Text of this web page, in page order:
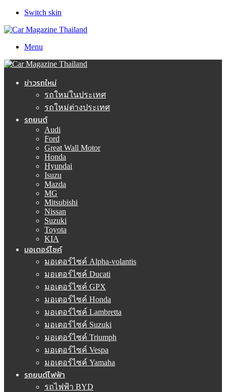
Switch skin
Menu
ข่าวรถใหม่
รถใหม่ในประเทศ
รถใหม่ต่างประเทศ
รถยนต์
Audi
Ford
Great Wall Motor
Honda
Hyundai
Isuzu
Mazda
MG
Mitsubishi
Nissan
Suzuki
Toyota
KIA
มอเตอร์ไซค์
มอเตอร์ไซค์ Alpha-volantis
มอเตอร์ไซค์ Ducati
มอเตอร์ไซค์ GPX
มอเตอร์ไซค์ Honda
มอเตอร์ไซค์ Lambretta
มอเตอร์ไซค์ Suzuki
มอเตอร์ไซค์ Triumph
มอเตอร์ไซค์ Vespa
มอเตอร์ไซค์ Yamaha
รถยนต์ไฟฟ้า
รถไฟฟ้า BYD